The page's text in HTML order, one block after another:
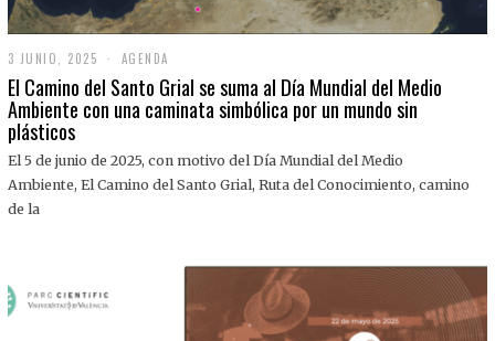
3 JUNIO, 2025
J
U
N
,
0
AGENDA
El Camino del Santo Grial se suma al Día Mundial del Medio
Ambiente con una caminata simbólica por un mundo sin
plásticos
El 5 de junio de 2025, con motivo del Día Mundial del Medio
Ambiente, El Camino del Santo Grial, Ruta del Conocimiento, camino
de la